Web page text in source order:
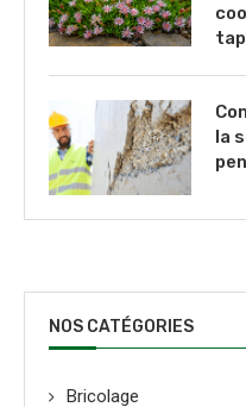
la
NOS CATÉGORIES
Bricolage